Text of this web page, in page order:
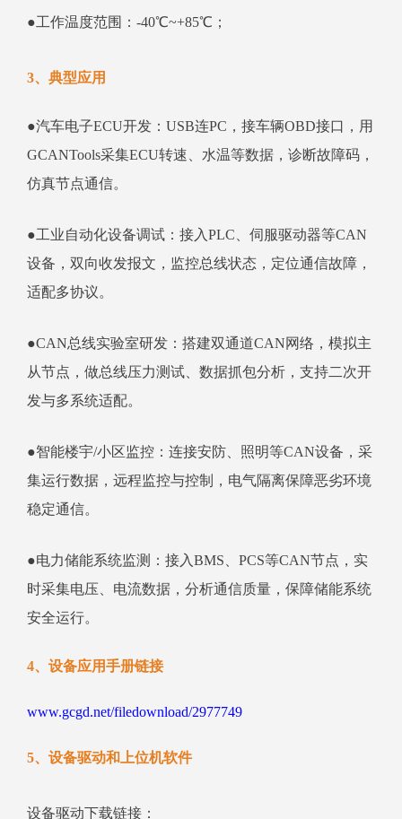
●工作温度范围：-40℃~+85℃；
3、典型应用
●汽车电子ECU开发：USB连PC，接车辆OBD接口，用
GCANTools采集ECU转速、水温等数据，诊断故障码，
仿真节点通信。
●工业自动化设备调试：接入PLC、伺服驱动器等CAN
设备，双向收发报文，监控总线状态，定位通信故障，
适配多协议。
●CAN总线实验室研发：搭建双通道CAN网络，模拟主
从节点，做总线压力测试、数据抓包分析，支持二次开
发与多系统适配。
●智能楼宇/小区监控：连接安防、照明等CAN设备，采
集运行数据，远程监控与控制，电气隔离保障恶劣环境
稳定通信。
●电力储能系统监测：接入BMS、PCS等CAN节点，实
时采集电压、电流数据，分析通信质量，保障储能系统
安全运行。
4、设备应用手册链接
www.gcgd.net/filedownload/2977749
5、设备驱动和上位机软件
设备驱动下载链接：